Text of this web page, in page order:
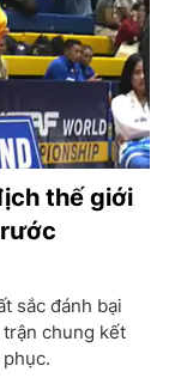
thế giới
sắc đánh bại
chung kết